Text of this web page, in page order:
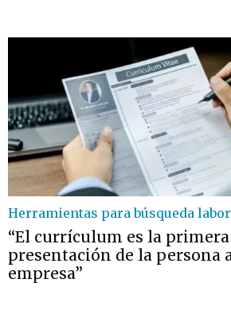
Herramientas para búsqueda
“El currículum es la primera
presentación de la persona
empresa”